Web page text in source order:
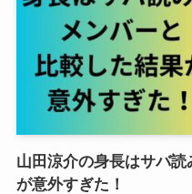
山田涼介の身長はサバ
が意外すぎた！